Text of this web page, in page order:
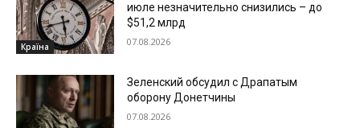
Країна
июле незначительно снизились – до
$51,2 млрд
07.08.2026
Зеленский обсудил с Драпатым
оборону Донетчины
07.08.2026